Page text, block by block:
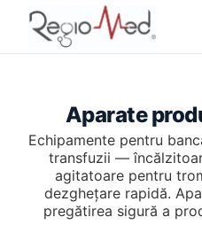
Aparate
Echipamente pentru
transfuzii —
agitatoare pentru
dezghețare rapidă.
pregătirea sigură a